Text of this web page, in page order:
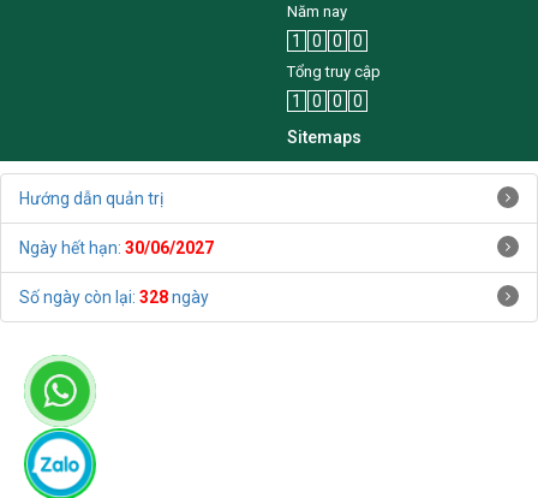
Năm nay
1 0 0 0
Tổng truy cập
1 0 0
0
Sitemaps
Hướng dẫn quản trị
Ngày hết hạn: 30/06/2027
Số ngày còn lại: 328ngày